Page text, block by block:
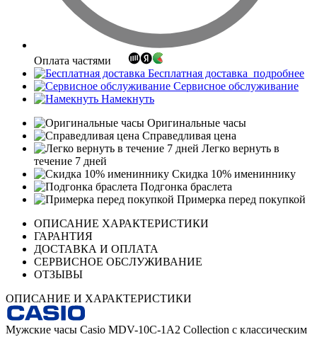
Оплата частями
Бесплатная доставка подробнее
Сервисное обслуживание
Намекнуть
Оригинальные часы
Справедливая цена
Легко вернуть в
течение 7 дней
Скидка 10% имениннику
Подгонка браслета
Примерка перед покупкой
ОПИСАНИЕ ХАРАКТЕРИСТИКИ
ГАРАНТИЯ
ДОСТАВКА И ОПЛАТА
СЕРВИСНОЕ ОБСЛУЖИВАНИЕ
ОТЗЫВЫ
ОПИСАНИЕ И ХАРАКТЕРИСТИКИ
Мужские часы Casio MDV-10C-1A2 Collection с классическим